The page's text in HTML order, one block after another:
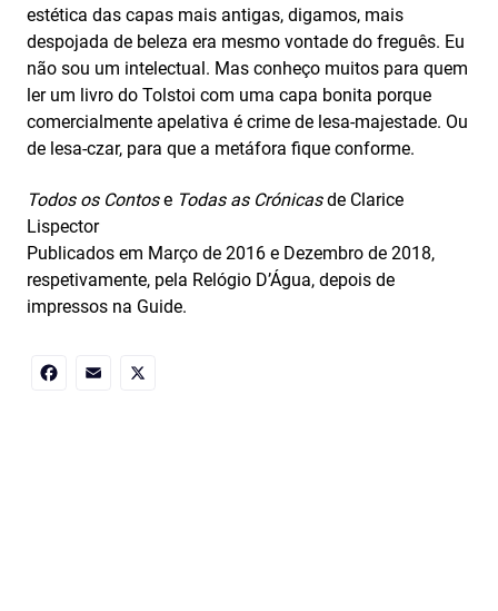
estética das capas mais antigas, digamos, mais
despojada de beleza era mesmo vontade do freguês. Eu
não sou um intelectual. Mas conheço muitos para quem
ler um livro do Tolstoi com uma capa bonita porque
comercialmente apelativa é crime de lesa-majestade. Ou
de lesa-czar, para que a metáfora fique conforme.
Todos os Contose Todas as Crónicasde Clarice
Lispector
Publicados em Março de 2016 e Dezembro de 2018,
respetivamente, pela Relógio D’Água, depois de
impressos na Guide.